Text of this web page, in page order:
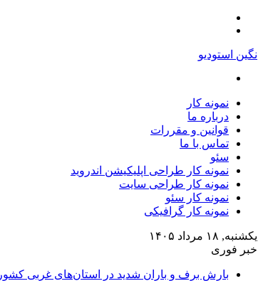
نگین استودیو
نمونه کار
درباره ما
قوانین و مقررات
تماس با ما
سئو
نمونه کار طراحی اپلیکیشن اندروید
نمونه کار طراحی سایت
نمونه کار سئو
نمونه کار گرافیکی
یکشنبه, ۱۸ مرداد ۱۴۰۵
خبر فوری
بارش برف و باران شدید در استان‌های غربی کشور